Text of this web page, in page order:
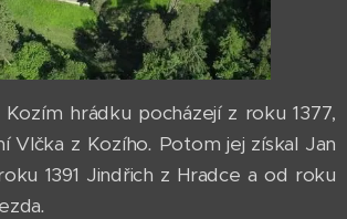
hrádku pocházejí z roku 1377,
Vlčka z Kozího. Potom jej získal Jan
1391 Jindřich z Hradce a od roku
.